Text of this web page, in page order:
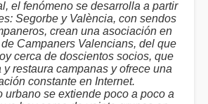
el fenómeno se desarrolla a partir
Segorbe y València, con sendos
crean una asociación en
Campaners Valencians, del que
cerca de doscientos socios, que
y restaura campanas y ofrece una
constante en Internet.
urbano se extiende poco a poco a